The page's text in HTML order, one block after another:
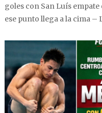
goles con San Luís
ese punto llega a la cima –